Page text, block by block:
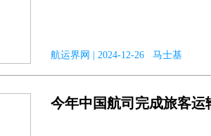
航运界网 | 2024-12-26 马士基
今年中国航司完成旅客